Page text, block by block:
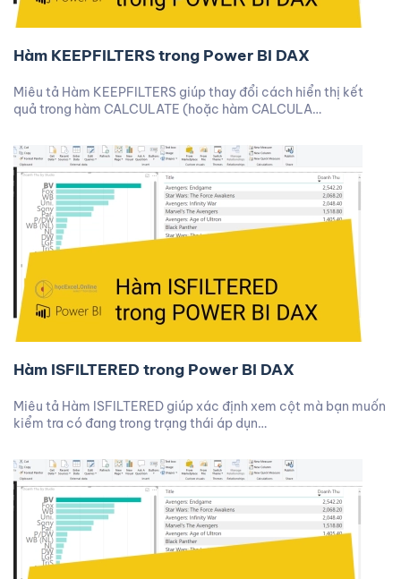
Hàm KEEPFILTERS trong Power BI DAX
Miêu tả Hàm KEEPFILTERS giúp thay đổi cách hiển thị kết
quả trong hàm CALCULATE (hoặc hàm CALCULA…
Hàm ISFILTERED trong Power BI DAX
Miêu tả Hàm ISFILTERED giúp xác định xem cột mà bạn muốn
kiểm tra có đang trong trạng thái áp dụn…